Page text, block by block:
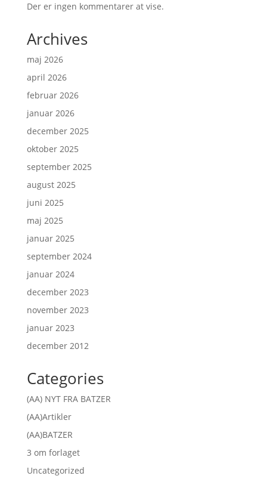
Der er ingen kommentarer at vise.
Archives
maj 2026
april 2026
februar 2026
januar 2026
december 2025
oktober 2025
september 2025
august 2025
juni 2025
maj 2025
januar 2025
september 2024
januar 2024
december 2023
november 2023
januar 2023
december 2012
Categories
(AA) NYT FRA BATZER
(AA)Artikler
(AA)BATZER
3 om forlaget
Uncategorized